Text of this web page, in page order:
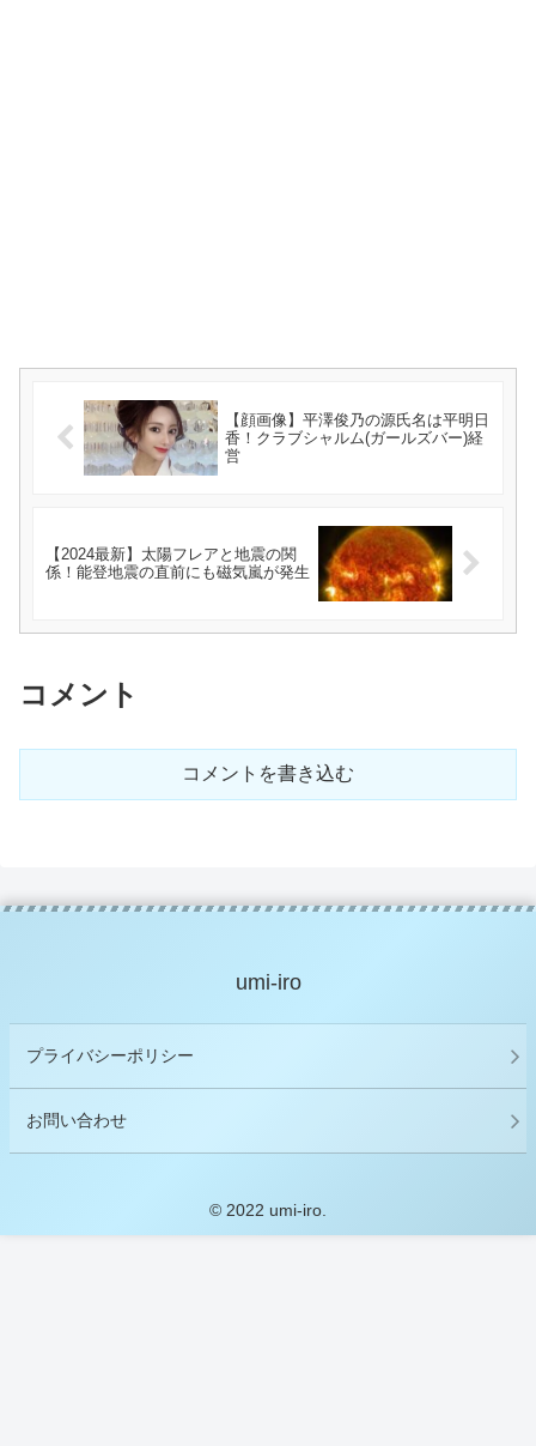
【顔画像】平澤俊乃の源氏名は平明日
香！クラブシャルム(ガールズバー)経
営
【2024最新】太陽フレアと地震の関
係！能登地震の直前にも磁気嵐が発生
コメント
コメントを書き込む
umi-iro
プライバシーポリシー
お問い合わせ
© 2022 umi-iro.